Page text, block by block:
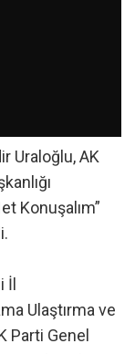
Uraloğlu, AK
Konuşalım”
İl
Ulaştırma ve
Parti Genel